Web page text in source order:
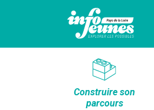
Construire son
parcours